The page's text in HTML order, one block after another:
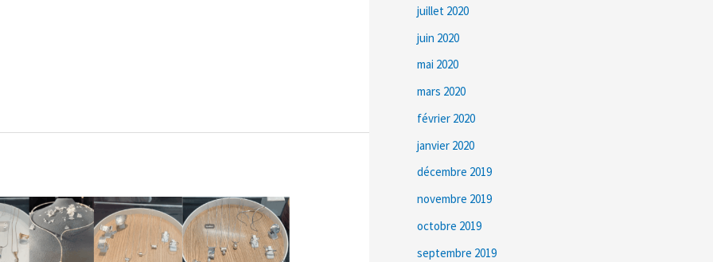
juillet 2020
juin 2020
mai 2020
mars 2020
février 2020
janvier 2020
décembre 2019
novembre 2019
octobre 2019
septembre 2019